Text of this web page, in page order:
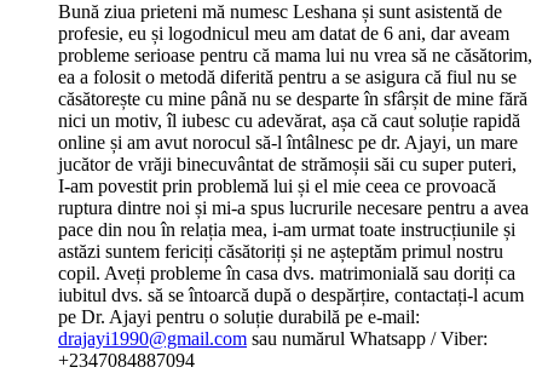
Bună ziua prieteni mă numesc Leshana și sunt asistentă de
profesie, eu și logodnicul meu am datat de 6 ani, dar aveam
probleme serioase pentru că mama lui nu vrea să ne căsătorim,
ea a folosit o metodă diferită pentru a se asigura că fiul nu se
căsătorește cu mine până nu se desparte în sfârșit de mine fără
nici un motiv, îl iubesc cu adevărat, așa că caut soluție rapidă
online și am avut norocul să-l întâlnesc pe dr. Ajayi, un mare
jucător de vrăji binecuvântat de strămoșii săi cu super puteri,
I-am povestit prin problemă lui și el mie ceea ce provoacă
ruptura dintre noi și mi-a spus lucrurile necesare pentru a avea
pace din nou în relația mea, i-am urmat toate instrucțiunile și
astăzi suntem fericiți căsătoriți și ne așteptăm primul nostru
copil. Aveți probleme în casa dvs. matrimonială sau doriți ca
iubitul dvs. să se întoarcă după o despărțire, contactați-l acum
pe Dr. Ajayi pentru o soluție durabilă pe e-mail:
drajayi1990@gmail.com sau numărul Whatsapp / Viber:
+2347084887094